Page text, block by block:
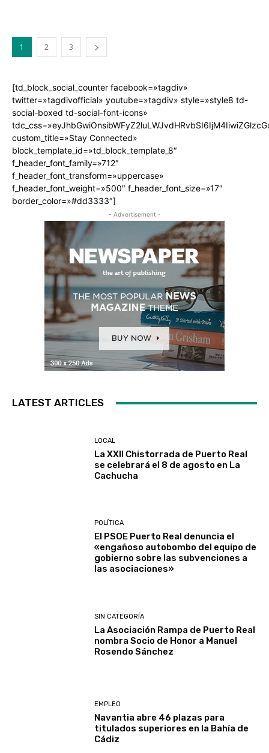
1 2 3
[td_block_social_counter facebook=»tagdiv»
twitter=»tagdivofficial» youtube=»tagdiv» style=»style8 td-
social-boxed td-social-font-icons»
custom_title=»Stay Connected»
block_template_id=»td_block_template_8″
f_header_font_family=»712″
f_header_font_transform=»uppercase»
f_header_font_weight=»500″ f_header_font_size=»17″
border_color=»#dd3333″]
- Advertisement -
LATEST ARTICLES
LOCAL
La XXII Chistorrada de Puerto Real
se celebrará el 8 de agosto en La
Cachucha
POLÍTICA
El PSOE Puerto Real denuncia el
«engañoso autobombo del equipo de
gobierno sobre las subvenciones a
las asociaciones»
SIN CATEGORÍA
La Asociación Rampa de Puerto Real
nombra Socio de Honor a Manuel
Rosendo Sánchez
EMPLEO
Navantia abre 46 plazas para
titulados superiores en la Bahía de
Cádiz